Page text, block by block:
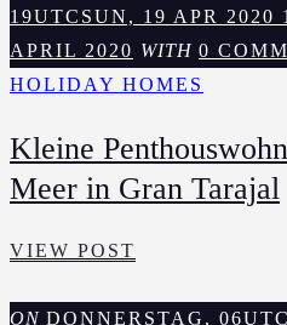
EHEIZTEM P
OOL A
M M
EI T
ARAJALEJO
19UTCSUN, 19 APR 2020
APRIL 2020 WITH 0
HOLIDAY HOMES
Kleine
Meer in Gran Tarajal
VIEW POST
DIREKT
ON DONNERSTAG,